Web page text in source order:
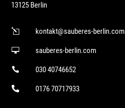
13125 Berlin
l kontakt@sauberes-berlin.com
 sauberes-berlin.com
 030 40746652
 0176 70717933